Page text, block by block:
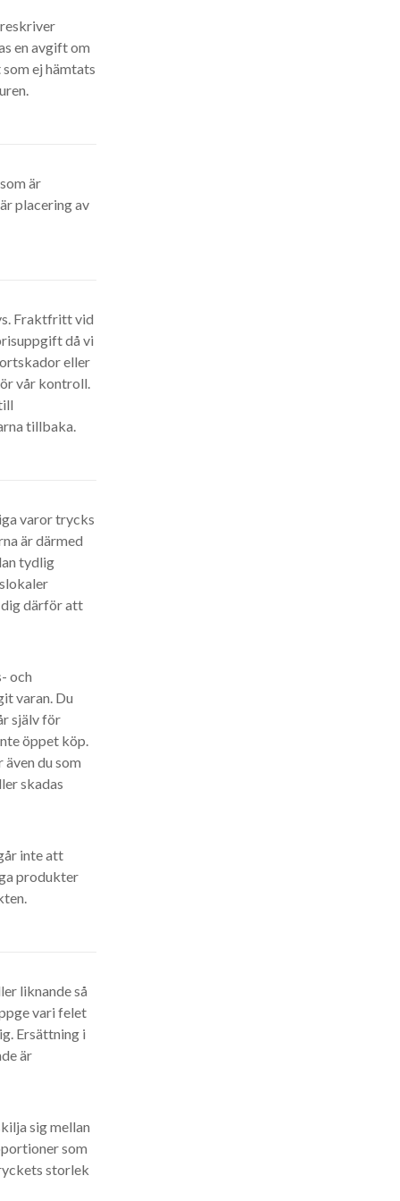
en avgift om
ej hämtats
är
placering av
Fraktfritt vid
då vi
eller
vår kontroll.
tillbaka.
varor trycks
är därmed
tydlig
dig därför att
och
varan. Du
själv för
öppet köp.
du som
skadas
inte att
produkter
liknande så
vari felet
Ersättning i
är
sig mellan
som
storlek